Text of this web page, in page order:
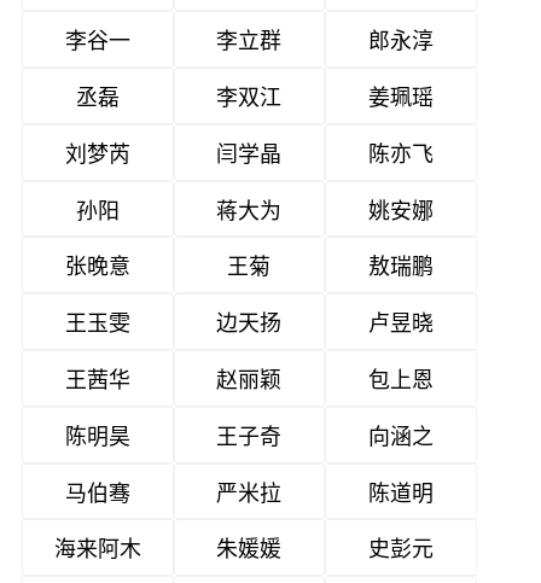
李谷一
李立群
郎永淳
丞磊
李双江
姜珮瑶
刘梦芮
闫学晶
陈亦飞
孙阳
蒋大为
姚安娜
张晚意
王菊
敖瑞鹏
王玉雯
边天扬
卢昱晓
王茜华
赵丽颖
包上恩
陈明昊
王子奇
向涵之
马伯骞
严米拉
陈道明
海来阿木
朱媛媛
史彭元